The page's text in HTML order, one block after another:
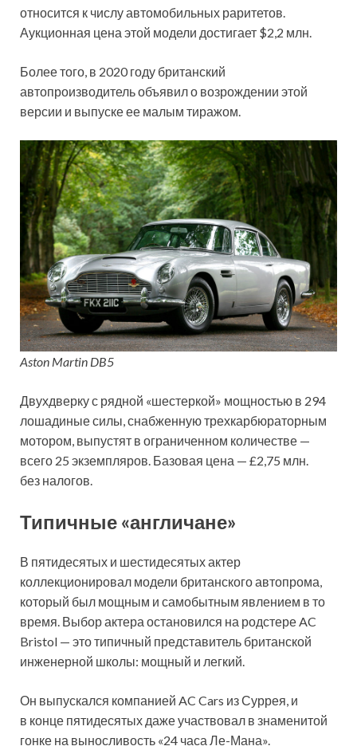
относится к числу автомобильных раритетов.
Аукционная цена этой модели достигает $2,2 млн.
Более того, в 2020 году британский
автопроизводитель объявил о возрождении этой
версии и выпуске ее малым тиражом.
Aston Martin DB5
Двухдверку с рядной «шестеркой» мощностью в 294
лошадиные силы, снабженную трехкарбюраторным
мотором, выпустят в ограниченном количестве —
всего 25 экземпляров. Базовая цена — £2,75 млн.
без налогов.
Типичные «англичане»
В пятидесятых и шестидесятых актер
коллекционировал модели британского автопрома,
который был мощным и самобытным явлением в то
время. Выбор актера остановился на родстере AC
Bristol — это типичный представитель британской
инженерной школы: мощный и легкий.
Он выпускался компанией AC Cars из Суррея, и
в конце пятидесятых даже участвовал в знаменитой
гонке на выносливость «24 часа Ле-Мана».